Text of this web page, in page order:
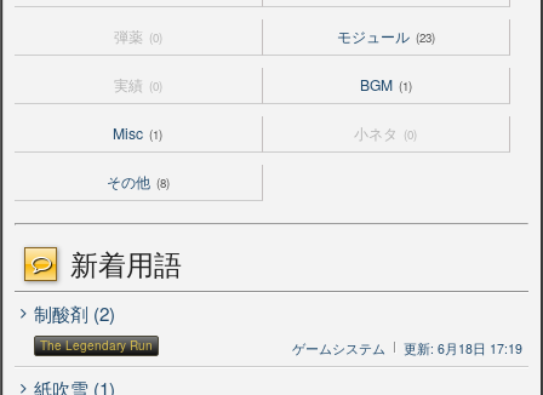
弾薬 (0) モジュール (23)
実績 (0) BGM (1)
Misc (1) 小ネタ (0)
その他 (8)
新着用語
制酸剤 (2)
The Legendary Run ゲームシステム 更新: 6月18日 17:19
紙吹雪 (1)